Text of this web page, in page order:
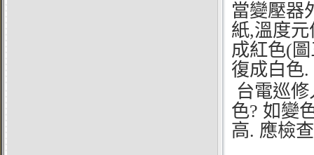
當變壓器
紙,溫度
成紅色(
復成白色.
台電巡
色? 如變
高. 應檢